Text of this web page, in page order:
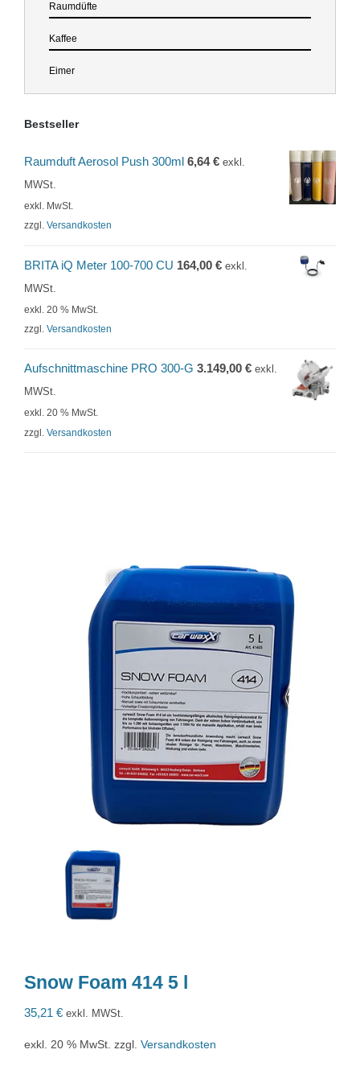
Snow Foam 414 5 l
35,21 € exkl. MWSt.
exkl. 20 % MwSt. zzgl. Versandkosten
Raumdüfte
Kaffee
Eimer
Bestseller
Raumduft Aerosol Push 300ml 6,64€ exkl.
MWSt.
exkl. MwSt.
zzgl. Versandkosten
BRITA iQ Meter 100-700 CU 164,00 € exkl.
MWSt.
exkl. 20 % MwSt.
zzgl. Versandkosten
Aufschnittmaschine PRO 300-G 3.149,00 € exkl.
MWSt.
exkl. 20 % MwSt.
zzgl. Versandkosten